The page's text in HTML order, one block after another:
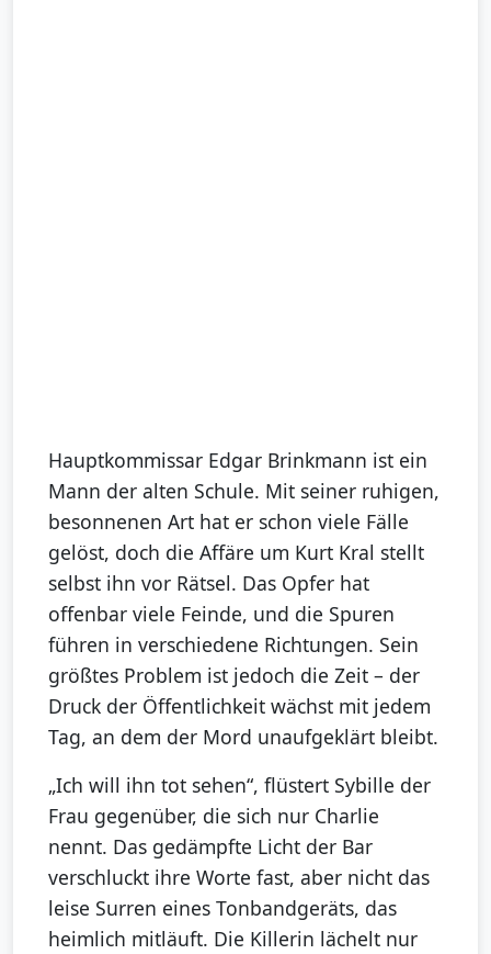
Hauptkommissar Edgar Brinkmann ist ein
Mann der alten Schule. Mit seiner ruhigen,
besonnenen Art hat er schon viele Fälle
gelöst, doch die Affäre um Kurt Kral stellt
selbst ihn vor Rätsel. Das Opfer hat
offenbar viele Feinde, und die Spuren
führen in verschiedene Richtungen. Sein
größtes Problem ist jedoch die Zeit – der
Druck der Öffentlichkeit wächst mit jedem
Tag, an dem der Mord unaufgeklärt bleibt.
„Ich will ihn tot sehen“, flüstert Sybille der
Frau gegenüber, die sich nur Charlie
nennt. Das gedämpfte Licht der Bar
verschluckt ihre Worte fast, aber nicht das
leise Surren eines Tonbandgeräts, das
heimlich mitläuft. Die Killerin lächelt nur